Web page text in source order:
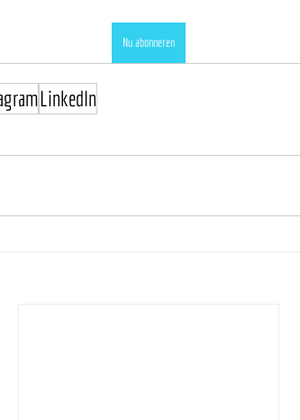
Nu abonneren
LinkedIn